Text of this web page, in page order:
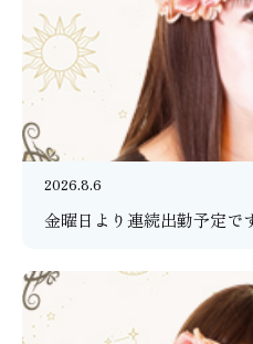
2026.8.6
金曜日より連続出勤予定で